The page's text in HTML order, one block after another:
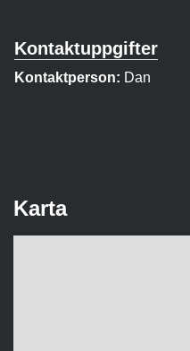
Kontaktuppgifter
Kontaktperson: Dan
Karta